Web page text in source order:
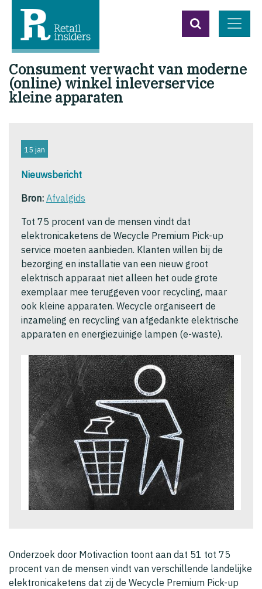
Consument verwacht van moderne
(online) winkel inleverservice
kleine apparaten
15 jan
Nieuwsbericht
Bron: Afvalgids
Tot 75 procent van de mensen vindt dat
elektronicaketens de Wecycle Premium Pick-up
service moeten aanbieden. Klanten willen bij de
bezorging en installatie van een nieuw groot
elektrisch apparaat niet alleen het oude grote
exemplaar mee teruggeven voor recycling, maar
ook kleine apparaten. Wecycle organiseert de
inzameling en recycling van afgedankte elektrische
apparaten en energiezuinige lampen (e-waste).
Onderzoek door Motivaction toont aan dat 51 tot 75
procent van de mensen vindt van verschillende landelijke
elektronicaketens dat zij de Wecycle Premium Pick-up